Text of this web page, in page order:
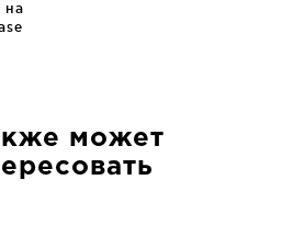
на
может